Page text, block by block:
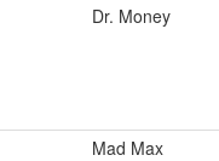
Dr. Money
Mad Max